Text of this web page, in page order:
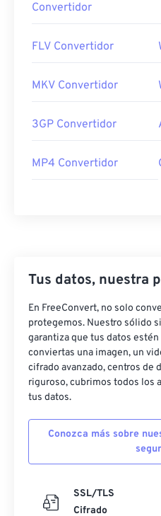
Convertidor
FLV Convertidor
MKV Convertidor
3GP Convertidor
MP4 Convertidor
Tus datos, nuestra
En FreeConvert, no solo
protegemos. Nuestro sólido
garantiza que tus datos
conviertas una imagen, un
cifrado avanzado, centros de
riguroso, cubrimos todos los
tus datos.
Conozca más sobre
SSL/TLS
Cifrado